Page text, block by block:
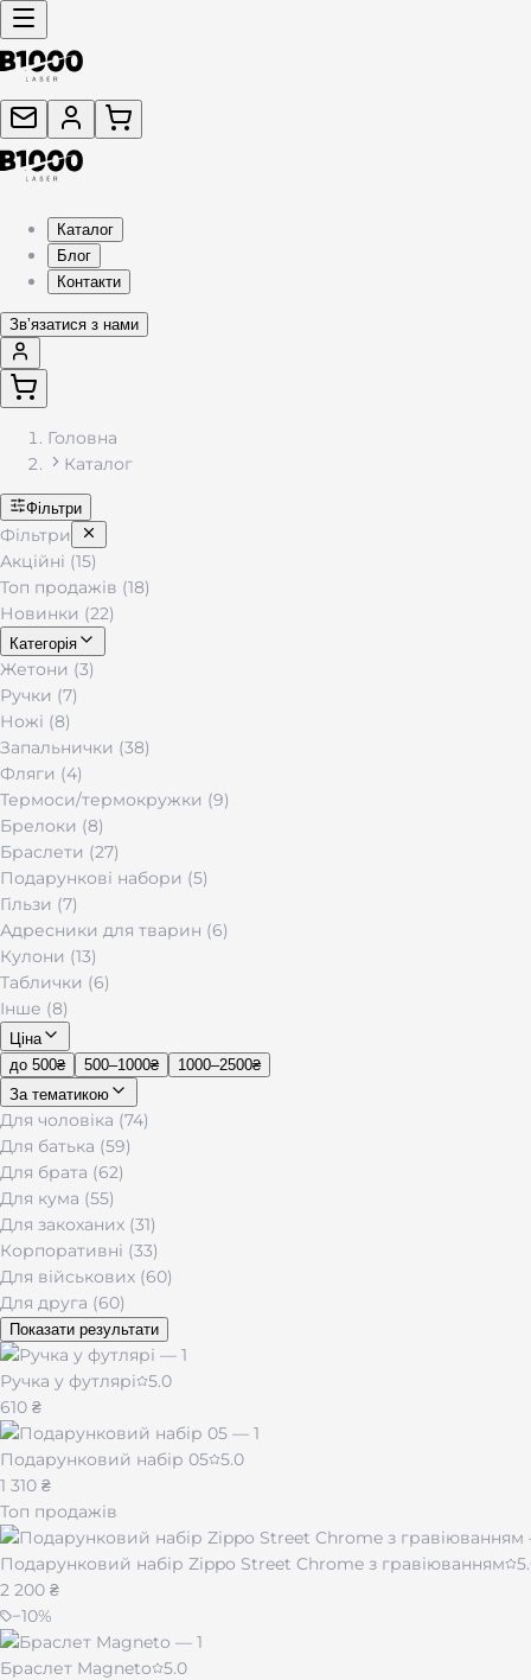
Каталог
Блог
Контакти
Звʼязатися з нами
Головна
Каталог
Фільтри
Фільтри
Акційні (15)
Топ продажів (18)
Новинки (22)
Категорія
Жетони (3)
Ручки (7)
Ножі (8)
Запальнички (38)
Фляги (4)
Термоси/термокружки (9)
Брелоки (8)
Браслети (27)
Подарункові набори (5)
Гільзи (7)
Адресники для тварин (6)
Кулони (13)
Таблички (6)
Інше (8)
Ціна
до 500₴
500–1000₴
1000–2500₴
За тематикою
Для чоловіка (74)
Для батька (59)
Для брата (62)
Для кума (55)
Для закоханих (31)
Корпоративні (33)
Для військових (60)
Для друга (60)
Показати результати
Ручка у футлярі
5.0
610 ₴
Подарунковий набір 05 5.0
1 310 ₴
Топ продажів
Подарунковий набір Zippo Street Chrome з гравіюванням
2 200 ₴
−10%
Браслет Magneto
5.0
Каталог подарунків з гравіюванням — жетони, брелоки,